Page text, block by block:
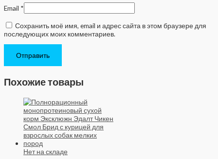
Email *
Сохранить моё имя, email и адрес сайта в этом браузере для
последующих моих комментариев.
Похожие товары
Нет на складе